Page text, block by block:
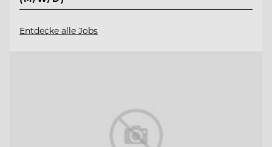
Entdecke alle Jobs